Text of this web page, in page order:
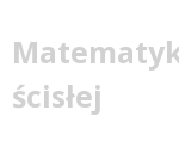
ścisłej